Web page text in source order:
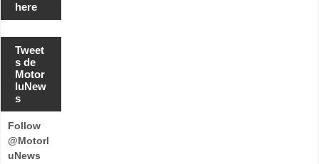
here
Tweet
s de
Motor
luNew
s
Follow
@Motorl
uNews